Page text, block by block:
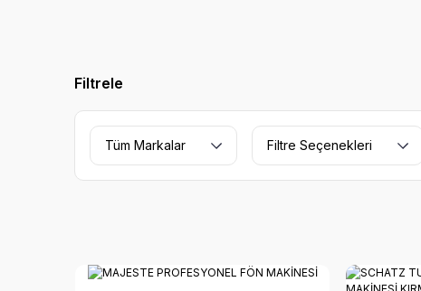
Filtrele
Tüm Markalar Filtre Seçenekleri